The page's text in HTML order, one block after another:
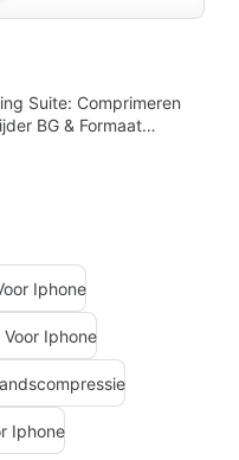
Suite: Comprimeren
BG & Formaat
Iphone
Iphone
Iphone